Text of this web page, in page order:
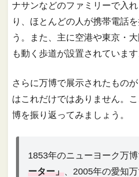
ナサンなどのファミリーで入
り、ほとんどの人が携帯電話
う。また、主に空港や東京・
も動く歩道が設置されています
さらに万博で展示されたもの
はこれだけではありません。
博を振り返ってみましょう。
1853年のニューヨーク万
ーター」、2005年の愛知